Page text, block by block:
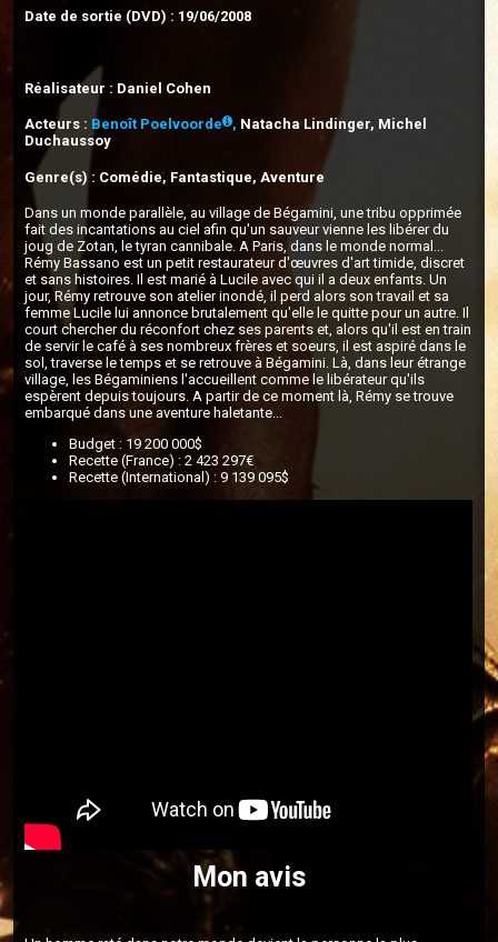
Date de sortie (DVD) : 19/06/2008
Réalisateur : Daniel Cohen
Acteurs : Benoît Poelvoorde , Natacha Lindinger, Michel
Duchaussoy
Genre(s) : Comédie, Fantastique, Aventure
Dans un monde parallèle, au village de Bégamini, une tribu opprimée
fait des incantations au ciel afin qu'un sauveur vienne les libérer du
joug de Zotan, le tyran cannibale. A Paris, dans le monde normal...
Rémy Bassano est un petit restaurateur d'œuvres d'art timide, discret
et sans histoires. Il est marié à Lucile avec qui il a deux enfants. Un
jour, Rémy retrouve son atelier inondé, il perd alors son travail et sa
femme Lucile lui annonce brutalement qu'elle le quitte pour un autre. Il
court chercher du réconfort chez ses parents et, alors qu'il est en train
de servir le café à ses nombreux frères et soeurs, il est aspiré dans le
sol, traverse le temps et se retrouve à Bégamini. Là, dans leur étrange
village, les Bégaminiens l'accueillent comme le libérateur qu'ils
espèrent depuis toujours. A partir de ce moment là, Rémy se trouve
embarqué dans une aventure haletante...
Budget : 19 200 000$
Recette (France) : 2 423 297€
Recette (International) : 9 139 095$
Mon avis